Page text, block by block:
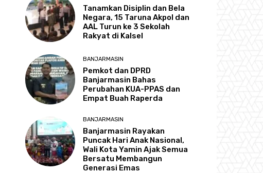
Tanamkan Disiplin dan Bela
Negara, 15 Taruna Akpol dan
AAL Turun ke 3 Sekolah
Rakyat di Kalsel
BANJARMASIN
Pemkot dan DPRD
Banjarmasin Bahas
Perubahan KUA-PPAS dan
Empat Buah Raperda
BANJARMASIN
Banjarmasin Rayakan
Puncak Hari Anak Nasional,
Wali Kota Yamin Ajak Semua
Bersatu Membangun
Generasi Emas